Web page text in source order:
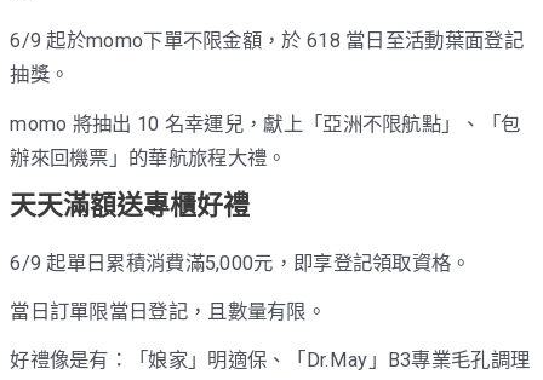
6/9 起於momo下單不限金額，於 618 當日至活動葉面登記
抽獎。
momo 將抽出 10 名幸運兒，獻上「亞洲不限航點」、「包
辦來回機票」的華航旅程大禮。
天天滿額送專櫃好禮
6/9 起單日累積消費滿5,000元，即享登記領取資格。
當日訂單限當日登記，且數量有限。
好禮像是有：「娘家」明適保、「Dr.May」B3專業毛孔調理